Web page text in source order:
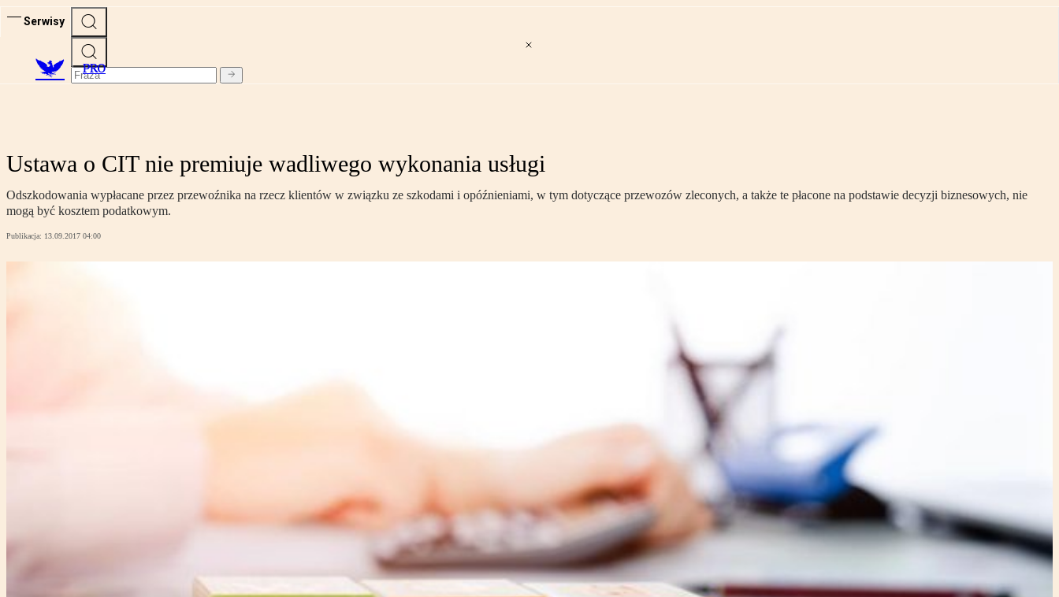
Serwisy
PRO
Ustawa o CIT nie premiuje wadliwego wykonania usługi
Odszkodowania wypłacane przez przewoźnika na rzecz klientów w związku ze szkodami i opóźnieniami, w tym dotyczące przewozów zleconych, a także te płacone na podstawie decyzji biznesowych, nie
mogą być kosztem podatkowym.
Publikacja: 13.09.2017 04:00